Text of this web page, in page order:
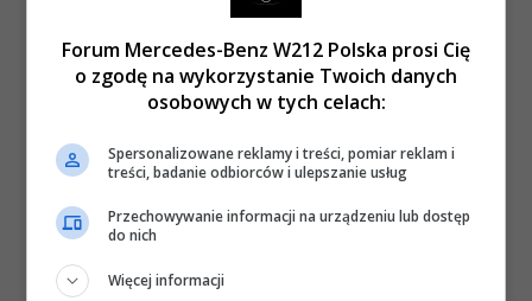
Forum Mercedes-Benz W212 Polska prosi Cię
o zgodę na wykorzystanie Twoich danych
osobowych w tych celach:
Spersonalizowane reklamy i treści, pomiar reklam i
treści, badanie odbiorców i ulepszanie usług
Przechowywanie informacji na urządzeniu lub dostęp
do nich
Więcej informacji